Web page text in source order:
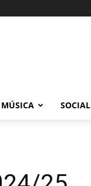
MÚSICA SOCIAL